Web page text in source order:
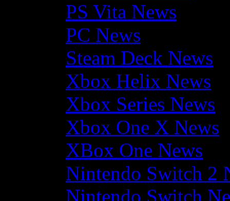
PS Vita News
PC News
Steam Deck News
Xbox Helix News
Xbox Series News
Xbox One X News
XBox One News
Nintendo Switch 2
Nintendo Switch